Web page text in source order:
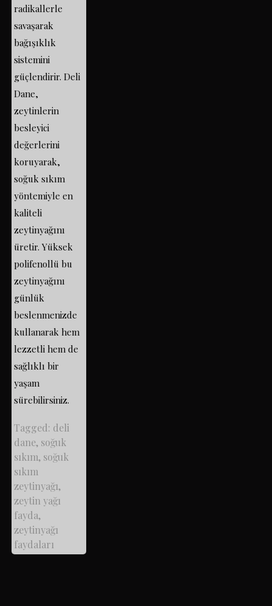
radikallerle
savaşarak
bağışıklık
sistemini
güçlendirir. Deli
Dane,
zeytinlerin
besleyici
değerlerini
koruyarak,
soğuk sıkım
yöntemiyle en
kaliteli
zeytinyağını
üretir. Yüksek
polifenollü bu
zeytinyağını
günlük
beslenmenizde
kullanarak hem
lezzetli hem de
sağlıklı bir
yaşam
sürebilirsiniz.
Tagged: deli
dane, soğuk
sıkım, soğuk
sıkım
zeytinyağı,
zeytin yağı
fayda,
zeytinyağı
faydaları